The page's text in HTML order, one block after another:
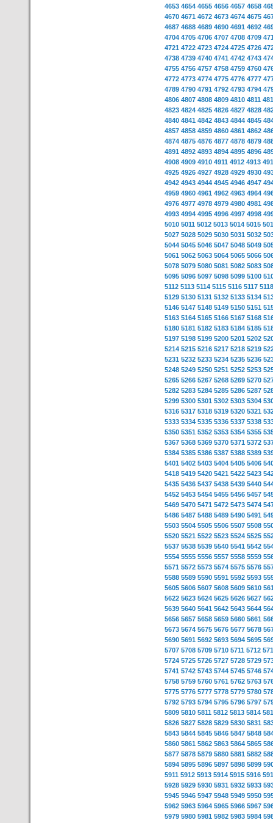
4653 4654 4655 4656 4657 4658
4670 4671 4672 4673 4674 4675
4687 4688 4689 4690 4691 4692
4704 4705 4706 4707 4708 4709
4721 4722 4723 4724 4725 4726
4738 4739 4740 4741 4742 4743
4755 4756 4757 4758 4759 4760
4772 4773 4774 4775 4776 4777
4789 4790 4791 4792 4793 4794
4806 4807 4808 4809 4810 4811
4823 4824 4825 4826 4827 4828
4840 4841 4842 4843 4844 4845
4857 4858 4859 4860 4861 4862
4874 4875 4876 4877 4878 4879
4891 4892 4893 4894 4895 4896
4908 4909 4910 4911 4912 4913
4925 4926 4927 4928 4929 4930
4942 4943 4944 4945 4946 4947
4959 4960 4961 4962 4963 4964
4976 4977 4978 4979 4980 4981
4993 4994 4995 4996 4997 4998
5010 5011 5012 5013 5014 5015
5027 5028 5029 5030 5031 5032
5044 5045 5046 5047 5048 5049
5061 5062 5063 5064 5065 5066
5078 5079 5080 5081 5082 5083
5095 5096 5097 5098 5099 5100
5112 5113 5114 5115 5116 5117 5118
5129 5130 5131 5132 5133 5134
5146 5147 5148 5149 5150 5151
5163 5164 5165 5166 5167 5168
5180 5181 5182 5183 5184 5185
5197 5198 5199 5200 5201 5202
5214 5215 5216 5217 5218 5219
5231 5232 5233 5234 5235 5236
5248 5249 5250 5251 5252 5253
5265 5266 5267 5268 5269 5270
5282 5283 5284 5285 5286 5287
5299 5300 5301 5302 5303 5304
5316 5317 5318 5319 5320 5321
5333 5334 5335 5336 5337 5338
5350 5351 5352 5353 5354 5355
5367 5368 5369 5370 5371 5372
5384 5385 5386 5387 5388 5389
5401 5402 5403 5404 5405 5406
5418 5419 5420 5421 5422 5423
5435 5436 5437 5438 5439 5440
5452 5453 5454 5455 5456 5457
5469 5470 5471 5472 5473 5474
5486 5487 5488 5489 5490 5491
5503 5504 5505 5506 5507 5508
5520 5521 5522 5523 5524 5525
5537 5538 5539 5540 5541 5542
5554 5555 5556 5557 5558 5559
5571 5572 5573 5574 5575 5576
5588 5589 5590 5591 5592 5593
5605 5606 5607 5608 5609 5610
5622 5623 5624 5625 5626 5627
5639 5640 5641 5642 5643 5644
5656 5657 5658 5659 5660 5661
5673 5674 5675 5676 5677 5678
5690 5691 5692 5693 5694 5695
5707 5708 5709 5710 5711 5712
5724 5725 5726 5727 5728 5729
5741 5742 5743 5744 5745 5746
5758 5759 5760 5761 5762 5763
5775 5776 5777 5778 5779 5780
5792 5793 5794 5795 5796 5797
5809 5810 5811 5812 5813 5814
5826 5827 5828 5829 5830 5831
5843 5844 5845 5846 5847 5848
5860 5861 5862 5863 5864 5865
5877 5878 5879 5880 5881 5882
5894 5895 5896 5897 5898 5899
5911 5912 5913 5914 5915 5916
5928 5929 5930 5931 5932 5933
5945 5946 5947 5948 5949 5950
5962 5963 5964 5965 5966 5967
5979 5980 5981 5982 5983 5984